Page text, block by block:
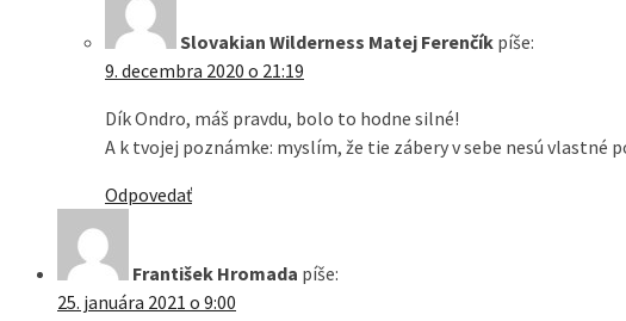
Slovakian Wilderness Matej Ferenčík píše:
9. decembra 2020 o 21:19
Dík Ondro, máš pravdu, bolo to hodne silné!
A k tvojej poznámke: myslím, že tie zábery v sebe nesú
Odpovedať
František Hromada píše:
25. januára 2021 o 9:00